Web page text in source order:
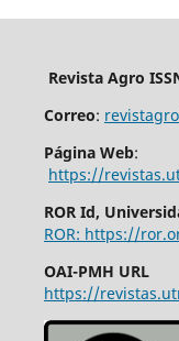
Revista Agro
Correo:
Página Web:
https://
ROR Id,
ROR: https://
OAI-PMH URL
https://